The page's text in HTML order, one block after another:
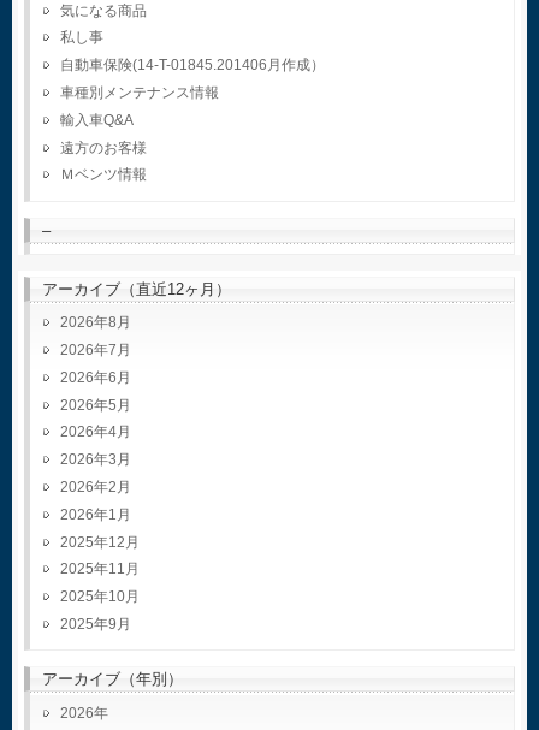
気になる商品
私し事
自動車保険(14-T-01845.201406月作成）
車種別メンテナンス情報
輸入車Q&A
遠方のお客様
Ｍベンツ情報
–
アーカイブ（直近12ヶ月）
2026年8月
2026年7月
2026年6月
2026年5月
2026年4月
2026年3月
2026年2月
2026年1月
2025年12月
2025年11月
2025年10月
2025年9月
アーカイブ（年別）
2026